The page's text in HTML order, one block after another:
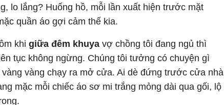
lo lắng? Huống hồ, mỗi lần xuất hiện trước mặt
quần áo gợi cảm thế kia.
khi giữa đêm khuya vợ chồng tôi đang ngủ thì
tục không ngừng. Chúng tôi tưởng có chuyện gì
vàng vàng chạy ra mở cửa. Ai dè đứng trước cửa nhà
mặc mỗi chiếc áo sơ mi trắng mỏng dài qua gối, lộ